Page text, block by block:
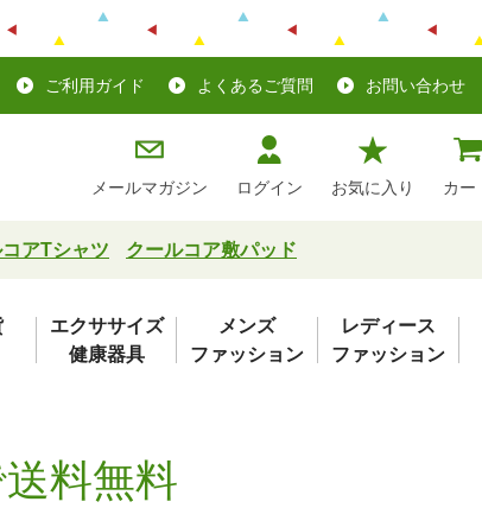
ご利用ガイド よくあるご質問 お問い合わせ
メールマガジン ログイン お気に入り カー
アTシャツ クールコア敷パッド
エクササイズ
健康器具
メンズ
ファッション
レディース
ファッション
料無料